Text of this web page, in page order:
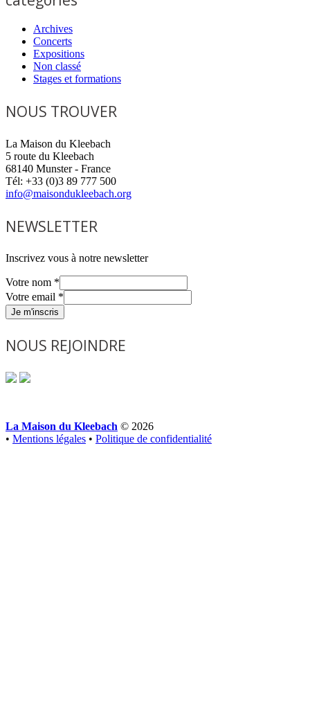
Archives
Concerts
Expositions
Non classé
Stages et formations
NOUS TROUVER
La Maison du Kleebach
5 route du Kleebach
68140 Munster - France
Tél: +33 (0)3 89 777 500
info@maisondukleebach.org
NEWSLETTER
Inscrivez vous à notre newsletter
Votre nom *
Votre email *
Je m'inscris
NOUS REJOINDRE
La Maison du Kleebach © 2026
• Mentions légales • Politique de confidentialité